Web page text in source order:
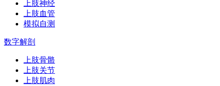
上肢神经
上肢血管
模拟自测
数字解剖
上肢骨骼
上肢关节
上肢肌肉